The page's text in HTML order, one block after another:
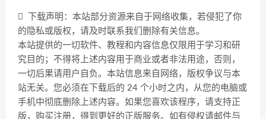
下载声明：本站部分资源来自于网络收集，若侵犯了你
的隐私或版权，请及时联系我们删除有关信息。
本站提供的一切软件、教程和内容信息仅限用于学习和研
究目的；不得将上述内容用于商业或者非法用途，否则，
一切后果请用户自负。本站信息来自网络，版权争议与本
站无关。您必须在下载后的 24 个小时之内，从您的电脑或
手机中彻底删除上述内容。如果您喜欢该程序，请支持正
版，购买注册，得到更好的正版服务。如有侵权请邮件与